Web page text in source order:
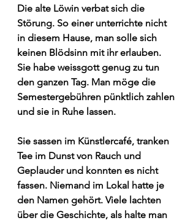
Die alte Löwin verbat sich die
Störung. So einer unterrichte nicht
in diesem Hause, man solle sich
keinen Blödsinn mit ihr erlauben.
Sie habe weissgott genug zu tun
den ganzen Tag. Man möge die
Semestergebühren pünktlich zahlen
und sie in Ruhe lassen.
Sie sassen im Künstlercafé, tranken
Tee im Dunst von Rauch und
Geplauder und konnten es nicht
fassen. Niemand im Lokal hatte je
den Namen gehört. Viele lachten
über die Geschichte, als halte man